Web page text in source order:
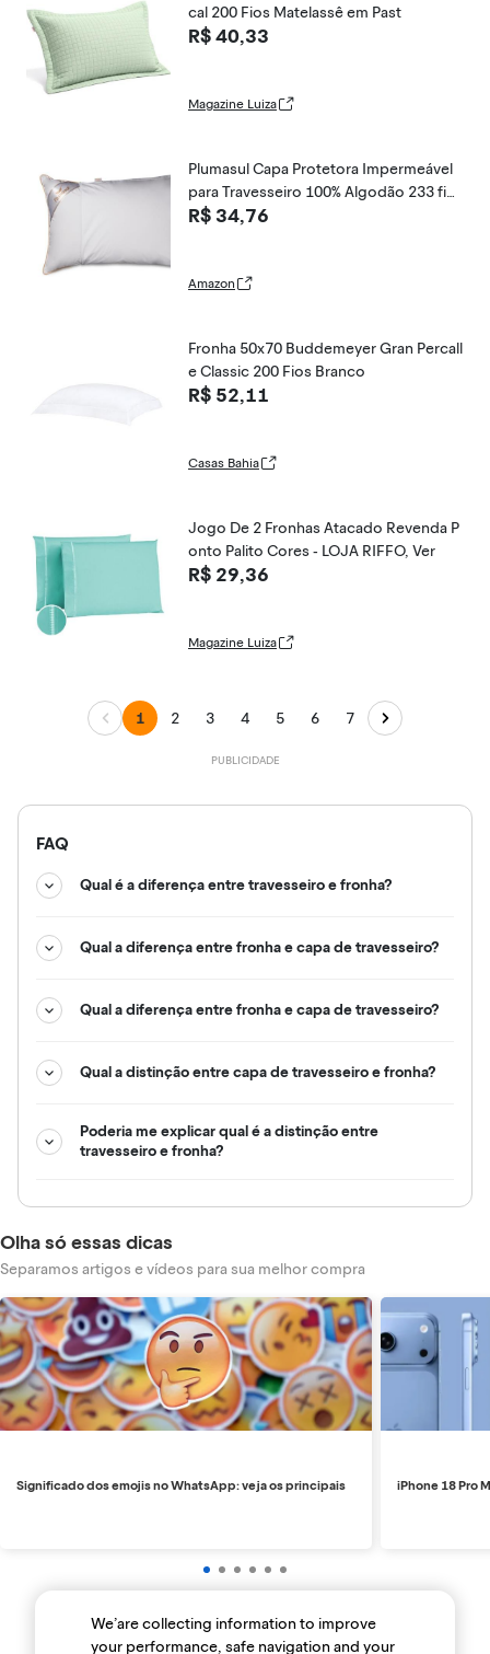
cal 200 Fios Matelassê em Past
R$ 40,33
Magazine Luiza
Plumasul Capa Protetora Impermeável
para Travesseiro 100% Algodão 233 fios
30x40cm Cor Branco
R$ 34,76
Amazon
Fronha 50x70 Buddemeyer Gran Percall
e Classic 200 Fios Branco
R$ 52,11
Casas Bahia
Jogo De 2 Fronhas Atacado Revenda P
onto Palito Cores - LOJA RIFFO, Ver
R$ 29,36
Magazine Luiza
1 2 3 4 5 6 7
FAQ
Qual é a diferença entre travesseiro e fronha?
Qual a diferença entre fronha e capa de travesseiro?
Qual a diferença entre fronha e capa de travesseiro?
Qual a distinção entre capa de travesseiro e fronha?
Poderia me explicar qual é a distinção entre
travesseiro e fronha?
Olha só essas dicas
Separamos artigos e vídeos para sua melhor compra
Significado dos emojis no WhatsApp: veja os principais iPhone 18 Pro
We’are collecting information to improve
your performance, safe navigation and your